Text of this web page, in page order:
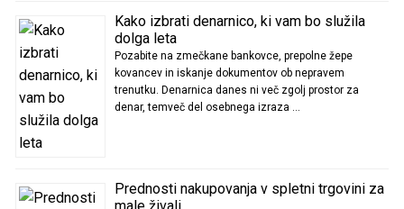
Kako izbrati denarnico, ki vam bo služila
dolga leta
Pozabite na zmečkane bankovce, prepolne žepe
kovancev in iskanje dokumentov ob nepravem
trenutku. Denarnica danes ni več zgolj prostor za
denar, temveč del osebnega izraza …
Prednosti nakupovanja v spletni trgovini za